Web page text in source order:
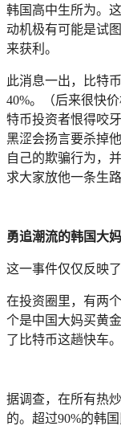
韩国高中生所为。
动机极有可能是试
来获利。
此消息一出，比特
40%。（后来很快
特币投资者恨得咬
黑涩会扬言要杀掉
自己的欺骗行为，
求大家放他一条生路
勇追潮流的韩国大妈
这一事件仅仅反映
在投资圈里，有两
个是中国大妈买黄
了比特币这趟快车。
据调查，在所有热
的。超过90%的韩